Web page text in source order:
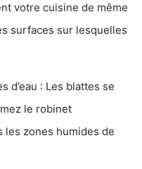
votre cuisine de même
surfaces sur lesquelles
d’eau : Les blattes se
le robinet
les zones humides de